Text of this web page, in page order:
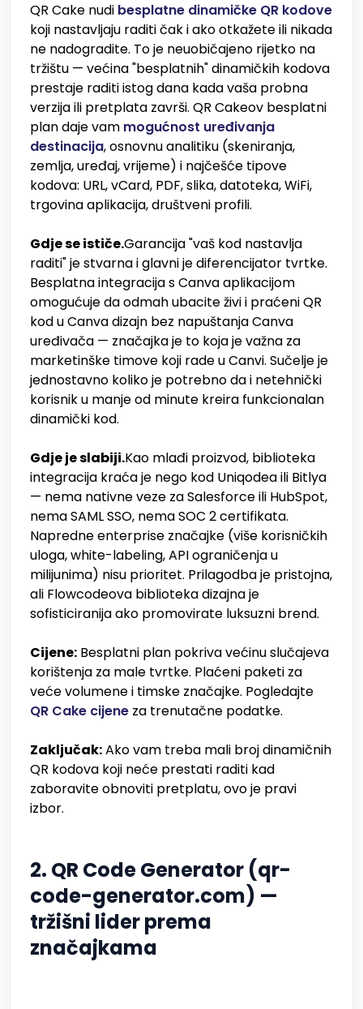
QR Cake nudi besplatne dinamičke QR kodove
koji nastavljaju raditi čak i ako otkažete ili nikada
ne nadogradite. To je neuobičajeno rijetko na
tržištu — većina "besplatnih" dinamičkih kodova
prestaje raditi istog dana kada vaša probna
verzija ili pretplata završi. QR Cakeov besplatni
plan daje vam mogućnost uređivanja
destinacija, osnovnu analitiku (skeniranja,
zemlja, uređaj, vrijeme) i najčešće tipove
kodova: URL, vCard, PDF, slika, datoteka, WiFi,
trgovina aplikacija, društveni profili.
Gdje se ističe.Garancija "vaš kod nastavlja
raditi" je stvarna i glavni je diferencijator tvrtke.
Besplatna integracija s Canva aplikacijom
omogućuje da odmah ubacite živi i praćeni QR
kod u Canva dizajn bez napuštanja Canva
uređivača — značajka je to koja je važna za
marketinške timove koji rade u Canvi. Sučelje je
jednostavno koliko je potrebno da i netehnički
korisnik u manje od minute kreira funkcionalan
dinamički kod.
Gdje je slabiji.Kao mlađi proizvod, biblioteka
integracija kraća je nego kod Uniqodea ili Bitlya
— nema nativne veze za Salesforce ili HubSpot,
nema SAML SSO, nema SOC 2 certifikata.
Napredne enterprise značajke (više korisničkih
uloga, white-labeling, API ograničenja u
milijunima) nisu prioritet. Prilagodba je pristojna,
ali Flowcodeova biblioteka dizajna je
sofisticiranija ako promovirate luksuzni brend.
Cijene: Besplatni plan pokriva većinu slučajeva
korištenja za male tvrtke. Plaćeni paketi za
veće volumene i timske značajke. Pogledajte
QR Cake cijene za trenutačne podatke.
Zaključak:Ako vam treba mali broj dinamičnih
QR kodova koji neće prestati raditi kad
zaboravite obnoviti pretplatu, ovo je pravi
izbor.
2. QR Code Generator (qr-
code-generator.com) —
tržišni lider prema
značajkama